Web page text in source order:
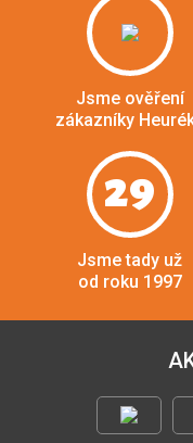
Jsme ověření
zákazníky
29
Jsme tady už
od roku 1997